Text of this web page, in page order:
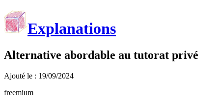
Explanations
Alternative abordable au tutorat privé
Ajouté le : 19/09/2024
freemium